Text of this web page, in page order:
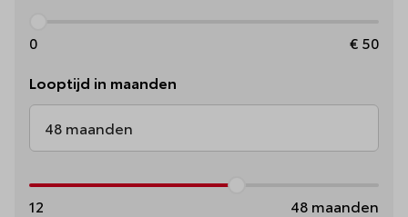
0 € 50
Looptijd in maanden
12 48 maanden